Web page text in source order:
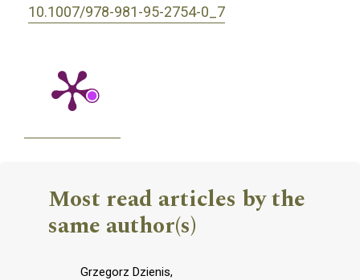
10.1007/978-981-95-2754-0_7
Most read articles by the
same author(s)
Grzegorz Dzienis,